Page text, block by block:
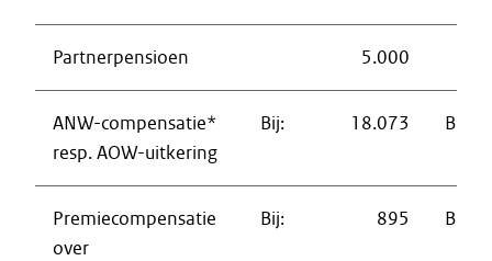
Partnerpensioen 5.000
ANW-compensatie*
resp. AOW-uitkering
Bij: 18.073 Bij:
Premiecompensatie
over
Bij: 895 Bij: